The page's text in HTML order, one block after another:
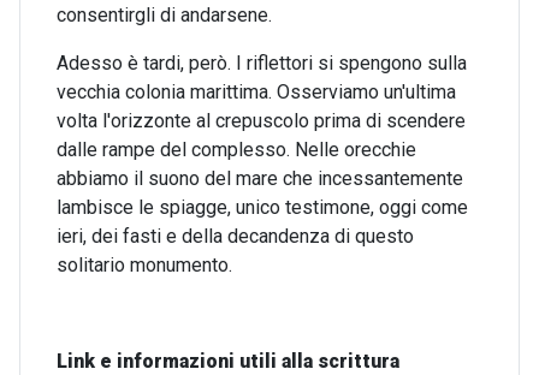
consentirgli di andarsene.
Adesso è tardi, però. I riflettori si spengono sulla
vecchia colonia marittima. Osserviamo un'ultima
volta l'orizzonte al crepuscolo prima di scendere
dalle rampe del complesso. Nelle orecchie
abbiamo il suono del mare che incessantemente
lambisce le spiagge, unico testimone, oggi come
ieri, dei fasti e della decandenza di questo
solitario monumento.
Link e informazioni utili alla scrittura